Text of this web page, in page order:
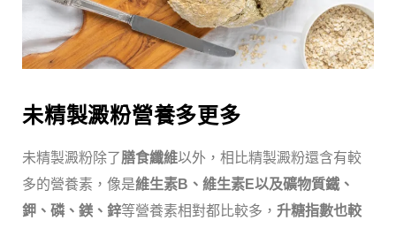
未精製澱粉營養多更多
未精製澱粉除了膳食纖維以外，相比精製澱粉還含有較
多的營養素，像是維生素B、維生素E以及礦物質鐵、
鉀、磷、鎂、鋅等營養素相對都比較多， 升糖指數也較